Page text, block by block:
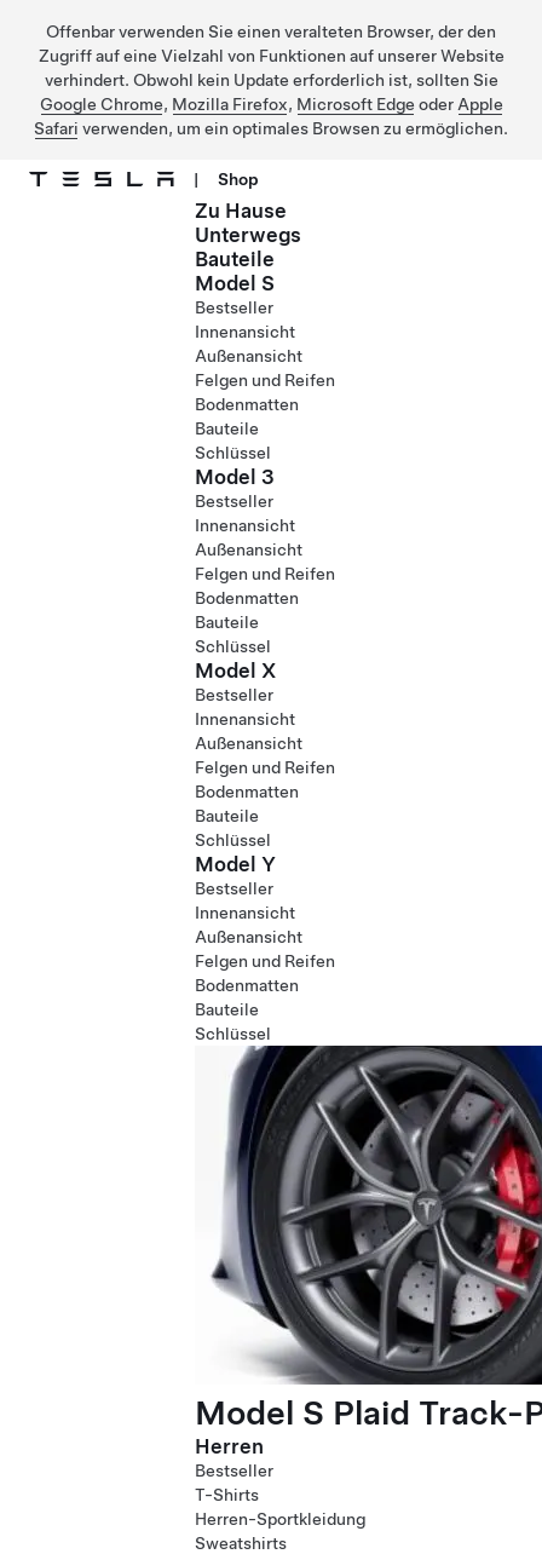
Offenbar verwenden Sie einen veralteten Browser, der den
Zugriff auf eine Vielzahl von Funktionen auf unserer Website
verhindert. Obwohl kein Update erforderlich ist, sollten Sie
Google Chrome, Mozilla Firefox, Microsoft Edge oder Apple
Safari verwenden, um ein optimales Browsen zu ermöglichen.
| Shop
Zu Hause
Unterwegs
Bauteile
Model S
Bestseller
Innenansicht
Außenansicht
Felgen und Reifen
Bodenmatten
Bauteile
Schlüssel
Model 3
Bestseller
Innenansicht
Außenansicht
Felgen und Reifen
Bodenmatten
Bauteile
Schlüssel
Model X
Bestseller
Innenansicht
Außenansicht
Felgen und Reifen
Bodenmatten
Bauteile
Schlüssel
Model Y
Bestseller
Innenansicht
Außenansicht
Felgen und Reifen
Bodenmatten
Bauteile
Schlüssel
Model S Plaid Track-
Herren
Bestseller
T-Shirts
Herren-Sportkleidung
Sweatshirts